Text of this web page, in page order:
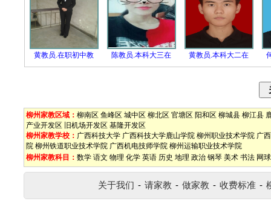
黄教员.在职初中教 陈教员.本科大三在 黄教员.本科大二在
柳州家教区域： 柳南区 鱼峰区 城中区 柳北区 官塘区 阳和区 柳城县 柳江县
产业开发区
旧机场开发区 基隆开发区
柳州家教学校： 广西科技大学 广西科技大学鹿山学院 柳州职业技术学院 广
院 柳州铁道职业技术学院 广西机电技师学院 柳州运输职业技术学院
柳州家教科目： 数学 语文 物理 化学 英语 历史 地理 政治 钢琴 美术 书法 网球
关于我们 - 请家教 - 做家教 - 收费标准 -